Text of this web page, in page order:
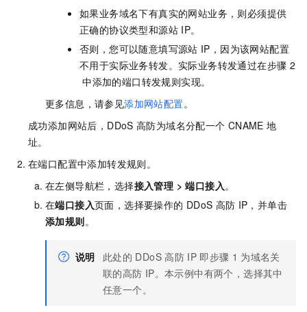
如果业务域名下有真实的网站业务，则必须提供
正确的协议类型和源站 IP。
否则，您可以随意填写源站 IP，因为该网站配置
不用于实际业务转发。实际业务转发通过在步骤 2
中添加的端口转发规则实现。
更多信息，请参见添加网站配置。
成功添加网站后，DDoS 高防为域名分配一个 CNAME 地
址。
在端口配置中添加转发规则。
在左侧导航栏，选择接入管理 >端口接入。
在端口接入页面，选择要操作的 DDoS 高防 IP，并单击
添加规则。
说明 此处的 DDoS 高防 IP 即步骤 1 为域名关
联的高防 IP。本示例中有两个，选择其中
任意一个。